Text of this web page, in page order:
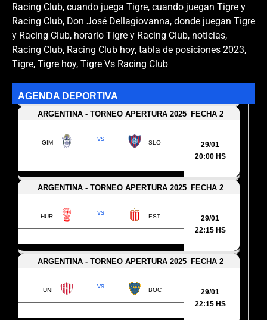
Racing Club, cuando juega Tigre, cuando juegan Tigre y
Racing Club, Don José Dellagiovanna, donde juegan Tigre
y Racing Club, horario Tigre y Racing Club, noticias,
Racing Club, Racing Club hoy, tabla de posiciones 2023,
Tigre, Tigre hoy, Tigre Vs Racing Club